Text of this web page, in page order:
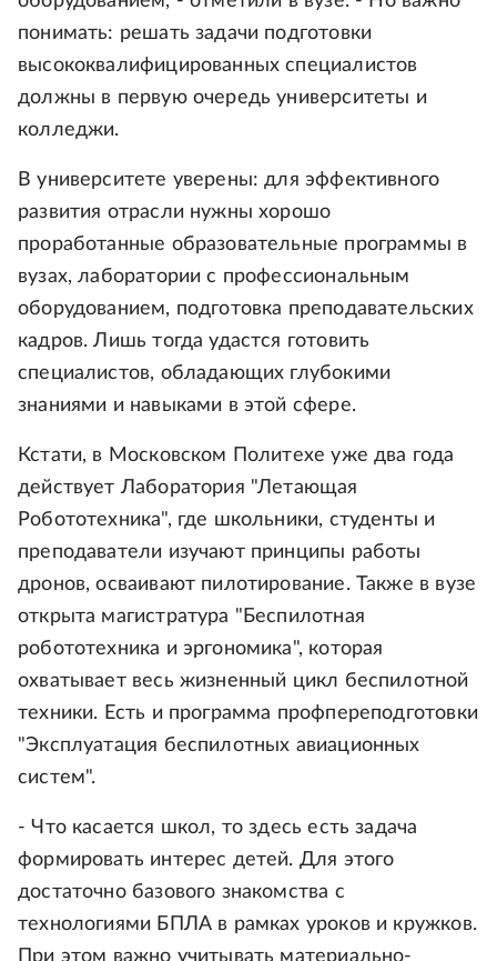
понимать: решать задачи подготовки
высококвалифицированных специалистов
должны в первую очередь университеты и
колледжи.
В университете уверены: для эффективного
развития отрасли нужны хорошо
проработанные образовательные программы в
вузах, лаборатории с профессиональным
оборудованием, подготовка преподавательских
кадров. Лишь тогда удастся готовить
специалистов, обладающих глубокими
знаниями и навыками в этой сфере.
Кстати, в Московском Политехе уже два года
действует Лаборатория "Летающая
Робототехника", где школьники, студенты и
преподаватели изучают принципы работы
дронов, осваивают пилотирование. Также в вузе
открыта магистратура "Беспилотная
робототехника и эргономика", которая
охватывает весь жизненный цикл беспилотной
техники. Есть и программа профпереподготовки
"Эксплуатация беспилотных авиационных
систем".
- Что касается школ, то здесь есть задача
формировать интерес детей. Для этого
достаточно базового знакомства с
технологиями БПЛА в рамках уроков и кружков.
При этом важно учитывать материально-